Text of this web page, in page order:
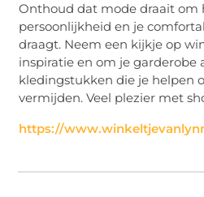
Onthoud dat mode draait om
persoonlijkheid en je
draagt. Neem een kijkje op
inspiratie en om je garderobe
kledingstukken die je helpen
vermijden. Veel plezier met
https://